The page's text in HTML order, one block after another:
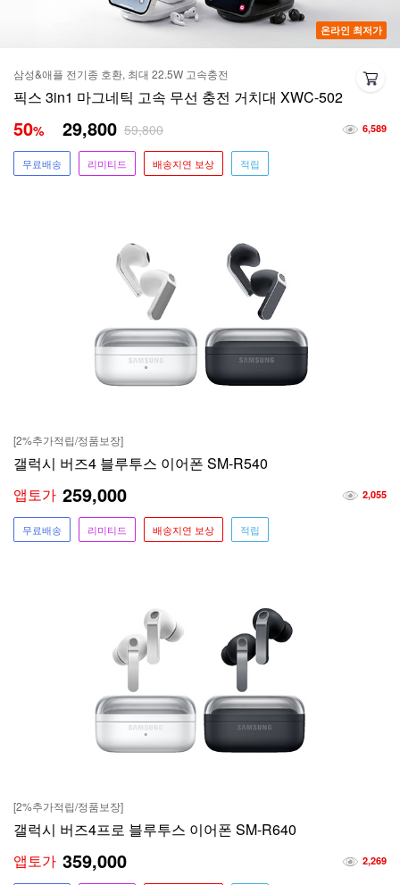
온라인 최저가
삼성&애플 전기종 호환, 최대 22.5W 고속충전
픽스 3in1 마그네틱 고속 무선 충전 거치대 XWC-502
6,589
50% 29,800 59,800
무료배송 리미티드 배송지연 보상 적립
[2%추가적립/정품보장]
갤럭시 버즈4 블루투스 이어폰 SM-R540
2,055
앱토가 259,000
무료배송 리미티드 배송지연 보상 적립
[2%추가적립/정품보장]
갤럭시 버즈4프로 블루투스 이어폰 SM-R640
2,269
앱토가 359,000